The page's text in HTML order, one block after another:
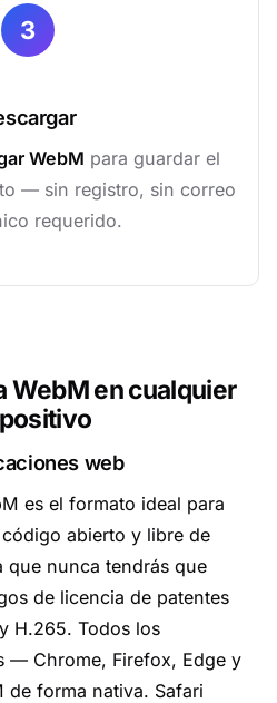
3
WebM para guardar el
— sin registro, sin correo
requerido.
WebM en cualquier
web
es el formato ideal para
abierto y libre de
que nunca tendrás que
de licencia de patentes
H.265. Todos los
— Chrome, Firefox, Edge y
forma nativa. Safari